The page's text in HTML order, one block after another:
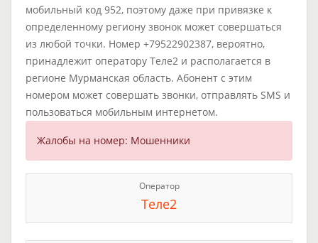
мобильный код 952, поэтому даже при привязке к
определенному региону звонок может совершаться
из любой точки. Номер +79522902387, вероятно,
принадлежит оператору Теле2 и располагается в
регионе Мурманская область. Абонент с этим
номером может совершать звонки, отправлять SMS и
пользоваться мобильным интернетом.
Жалобы на номер: Мошенники
Оператор
Теле2